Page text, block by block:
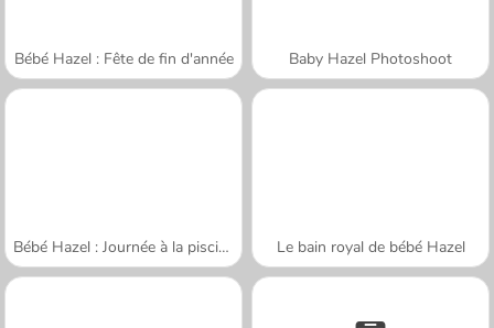
Bébé Hazel : Fête de fin d'année Baby Hazel Photoshoot
Bébé Hazel : Journée à la piscine Le bain royal de bébé Hazel